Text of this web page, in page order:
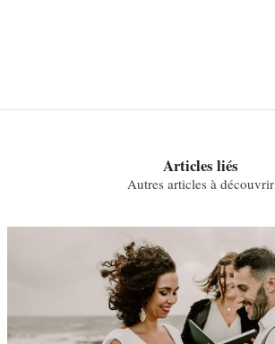
Articles liés
Autres articles à découvrir